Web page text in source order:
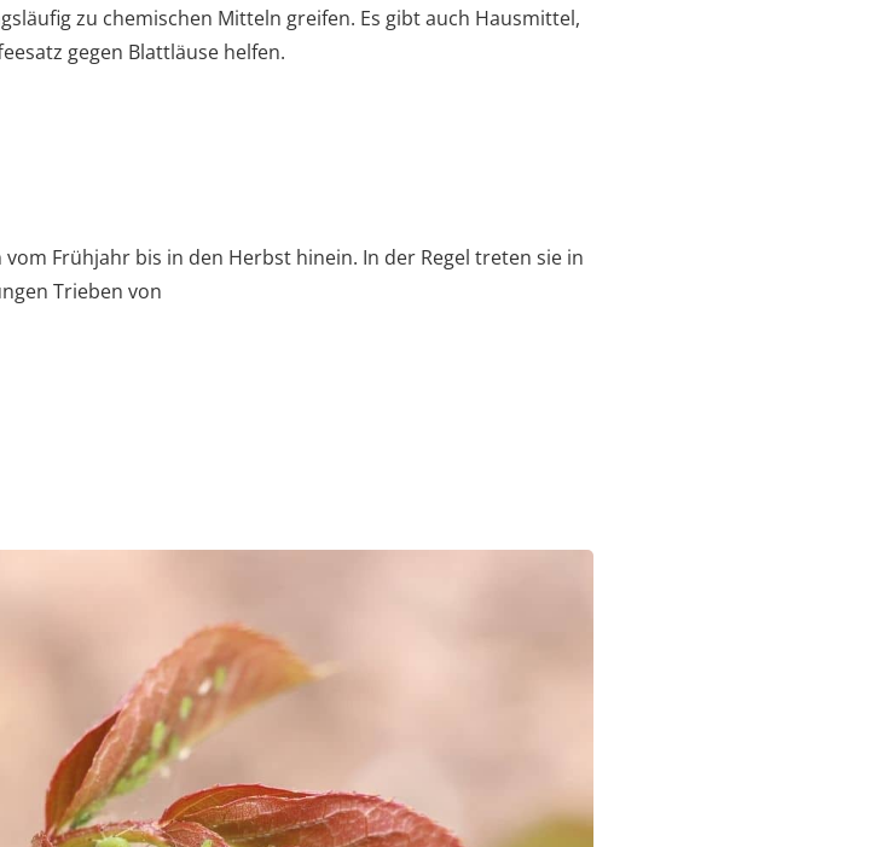
zu chemischen Mitteln greifen. Es gibt auch Hausmittel,
gegen Blattläuse helfen.
Frühjahr bis in den Herbst hinein. In der Regel treten sie in
Trieben von